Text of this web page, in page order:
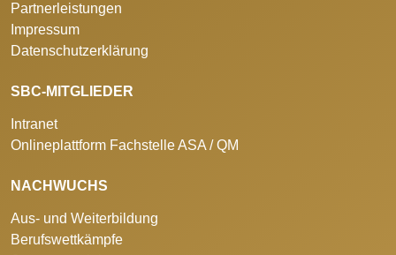
Partnerleistungen
Impressum
Datenschutzerklärung
SBC-MITGLIEDER
Intranet
Onlineplattform Fachstelle ASA / QM
NACHWUCHS
Aus- und Weiterbildung
Berufswettkämpfe